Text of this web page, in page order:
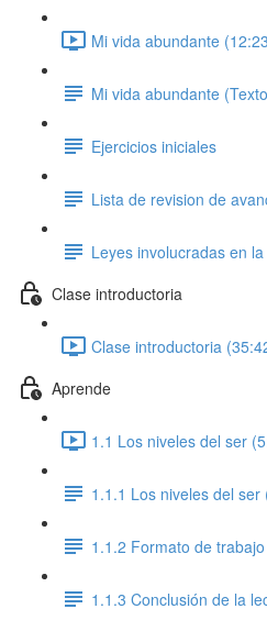
Mi vida abundante
Mi vida abundante
Ejercicios iniciales
Lista de revision de
Leyes involucradas en
Clase introductoria
Clase introductoria
Aprende
1.1 Los niveles del ser
1.1.1 Los niveles del ser
1.1.2 Formato de trabajo
1.1.3 Conclusión de la